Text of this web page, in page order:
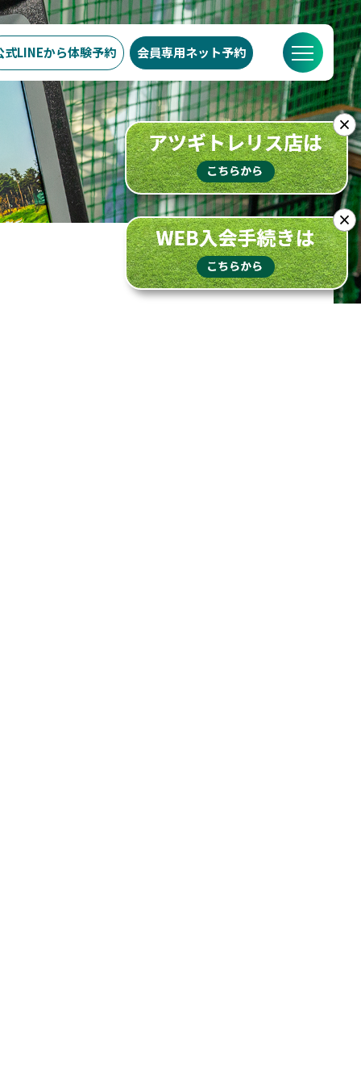
の流れ スケジュール ブログ FAQ 店舗概要
式LINEから体験予約 会員専用ネット予約
×
×